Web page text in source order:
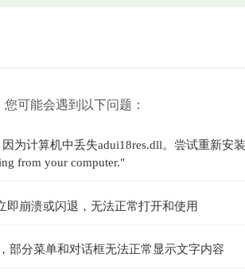
可能会遇到以下问题：
为计算机中丢失adui18res.dll。尝试重新安
from your computer."
即崩溃或闪退，无法正常打开和使用
部分菜单和对话框无法正常显示文字内容